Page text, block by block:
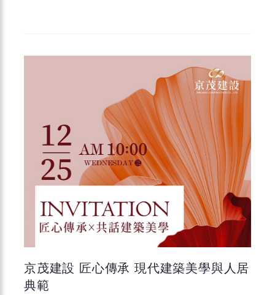
京茂建設 匠心傳承 現代建築美學與人居
典範